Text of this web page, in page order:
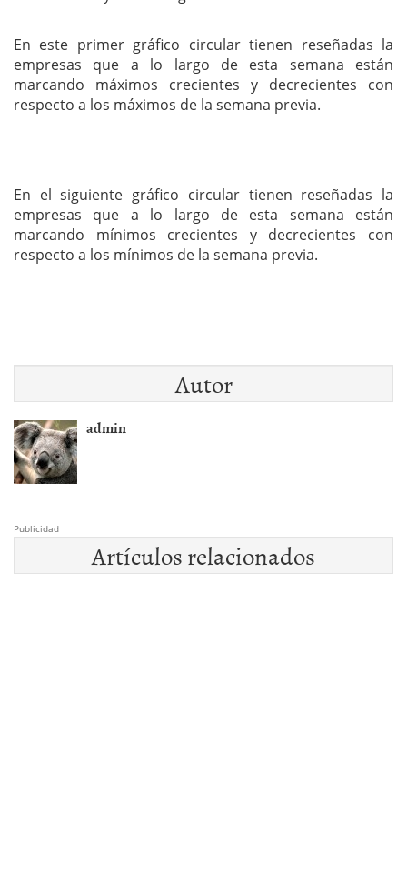
En este primer gráfico circular tienen reseñadas la
empresas que a lo largo de esta semana están
marcando máximos crecientes y decrecientes con
respecto a los máximos de la semana previa.
En el siguiente gráfico circular tienen reseñadas la
empresas que a lo largo de esta semana están
marcando mínimos crecientes y decrecientes con
respecto a los mínimos de la semana previa.
Autor
admin
Publicidad
Artículos relacionados